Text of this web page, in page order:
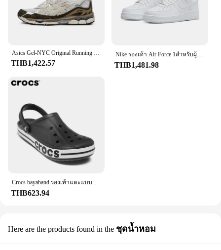
THB1,422.57
Nike รองเท้า Air Force 1สำหรับผู้หญิงและผู้ชาย, รองเท้ากีฬากลางแจ้ง Af1ลำลองคลาสสิก
THB1,481.98
THB623.94
Here are the products found in the ชุดน้ำหอม